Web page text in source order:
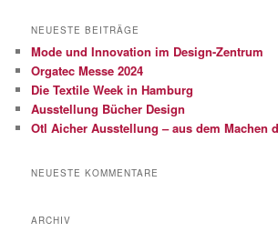
h
n
NEUESTE BEITRÄGE
Mode und Innovation im Design-Zentrum
Orgatec Messe 2024
Die Textile Week in Hamburg
Ausstellung Bücher Design
Otl Aicher Ausstellung – aus dem Machen
NEUESTE KOMMENTARE
ARCHIV